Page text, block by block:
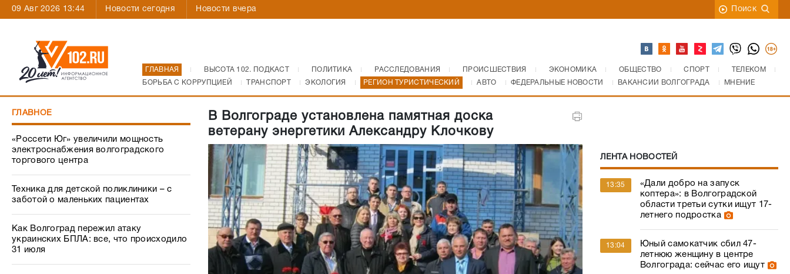
09 Авг 2026 13:44 Новости сегодня Новости вчера Поиск
ГЛАВНАЯ ВЫСОТА 102. ПОДКАСТ ПОЛИТИКА РАССЛЕДОВАНИЯ ПРОИСШЕСТВИЯ ЭКОНОМИКА ОБЩЕСТВО СПОРТ
ТЕЛЕКОМ
БОРЬБА С КОРРУПЦИЕЙ
ТРАНСПОРТ ЭКОЛОГИЯ РЕГИОН ТУРИСТИЧЕСКИЙ АВТО ФЕДЕРАЛЬНЫЕ НОВОСТИ ВАКАНСИИ ВОЛГОГРАДА МНЕНИЕ
ГЛАВНОЕ
«Россети Юг» увеличили мощность
электроснабжения волгоградского
торгового центра
Техника для детской поликлиники – с
заботой о маленьких пациентах
Как Волгоград пережил атаку
украинских БПЛА: все, что происходило
31 июля
В Волгограде установлена памятная доска
ветерану энергетики Александру Клочкову
ЛЕНТА НОВОСТЕЙ
13:35
«Дали добро на запуск
коптера»: в Волгоградской
области третьи сутки ищут 17-
летнего подростка
13:04
Юный самокатчик сбил 47-
летнюю женщину в центре
Волгограда: сейчас его ищут